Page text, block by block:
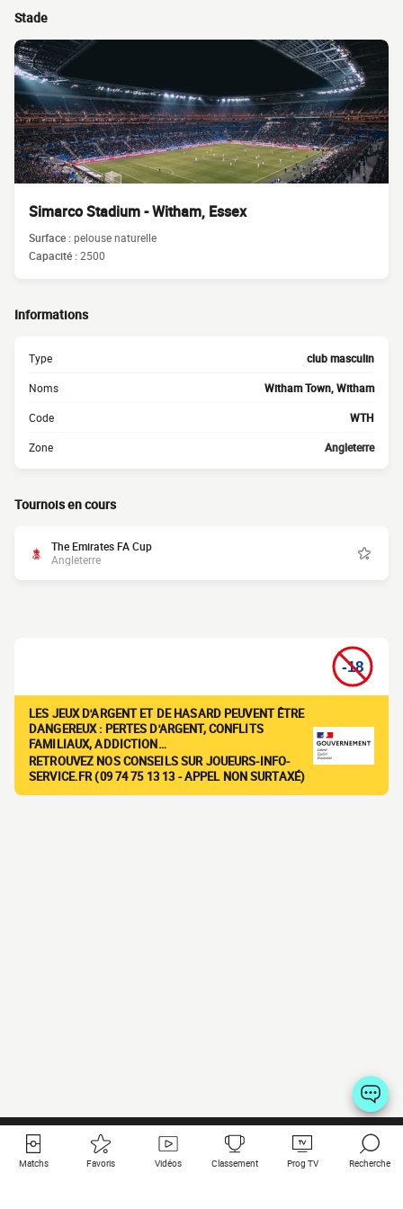
Stade
Simarco Stadium - Witham, Essex
Surface :pelouse naturelle
Capacité :2500
Informations
Type club masculin
Noms Witham Town, Witham
Code WTH
Zone Angleterre
Tournois en cours
The Emirates FA Cup
Angleterre
LES JEUX D'ARGENT ET DE HASARD PEUVENT ÊTRE
DANGEREUX : PERTES D'ARGENT, CONFLITS
FAMILIAUX, ADDICTION…
RETROUVEZ NOS CONSEILS SUR JOUEURS-INFO-
SERVICE.FR (09 74 75 13 13 - APPEL NON SURTAXÉ)
Matchs Favoris Vidéos Classement Prog TV Recherche